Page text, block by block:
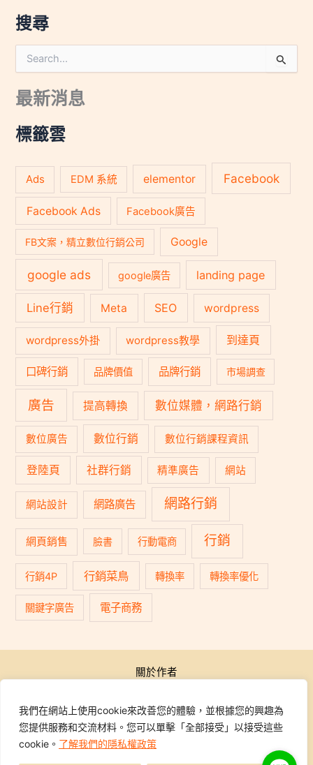
我們在網站上使用cookie來改善您的體驗，並根據您的興趣為
您提供服務和交流材料。您可以單擊「全部接受」以接受這些
cookie。 了解我們的隱私權政策
搜尋
尋
鍵
:
最新消息
標籤雲
Ads EDM 系統 elementor Facebook
Facebook Ads Facebook廣告
FB文案，精立數位行銷公司 Google
google ads google廣告 landing page
Line行銷 Meta SEO wordpress
wordpress外掛 wordpress教學 到達頁
口碑行銷 品牌價值 品牌行銷 市場調查
廣告 提高轉換 數位媒體，網路行銷
數位廣告 數位行銷 數位行銷課程資訊
登陸頁 社群行銷 精準廣告 網站
網站設計 網路廣告 網路行銷
網頁銷售 臉書 行動電商 行銷
行銷4P 行銷菜鳥 轉換率 轉換率優化
關鍵字廣告 電子商務
關於作者
行銷學院
課程報名
學員專區